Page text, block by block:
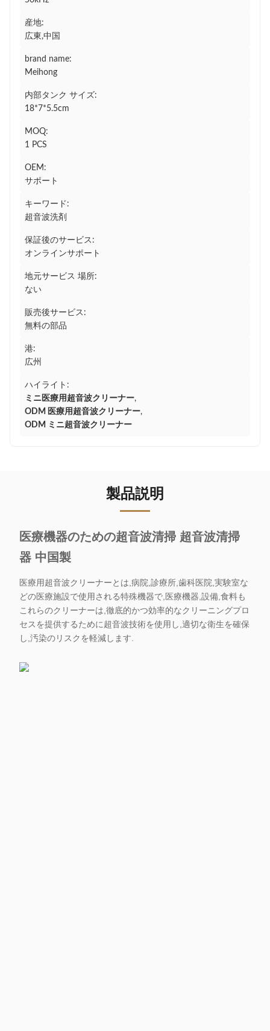
産地:
広東,中国
brand name:
Meihong
内部タンク サイズ:
18*7*5.5cm
MOQ:
1 PCS
OEM:
サポート
キーワード:
超音波洗剤
保証後のサービス:
オンラインサポート
地元サービス 場所:
ない
販売後サービス:
無料の部品
港:
広州
ハイライト:
ミニ医療用超音波クリーナー,
ODM 医療用超音波クリーナー,
ODM ミニ超音波クリーナー
製品説明
医療機器のための超音波清掃 超音波清掃
器 中国製
医療用超音波クリーナーとは,病院,診療所,歯科医院,実験室な
どの医療施設で使用される特殊機器で,医療機器,設備,食料も
これらのクリーナーは,徹底的かつ効率的なクリーニングプロ
セスを提供するために超音波技術を使用し,適切な衛生を確保
し,汚染のリスクを軽減します.